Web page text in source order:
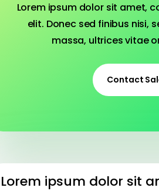
Lorem ipsum dolor sit amet,
elit. Donec sed finibus nisi,
massa, ultrices vitae
Contact
Lorem ipsum dolor sit